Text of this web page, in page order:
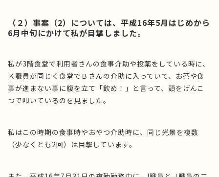
（２）事案（2）については、平成16年5月はじめから
6月中旬にかけて私が目撃しました。
私が3階食堂で利用者さんの食事介助や投薬をしている時に、
Ｋ職員が同じく食堂でＢさんの介助に入っていて、お茶や食
事が進まない事に腹を立て「飲め！」と言って、頭をげんこ
つで叩いているのを見ました。
私はこの時期の食事時やおやつ介助時に、同じ光景を複数
（少なくとも2回）は目撃しています。